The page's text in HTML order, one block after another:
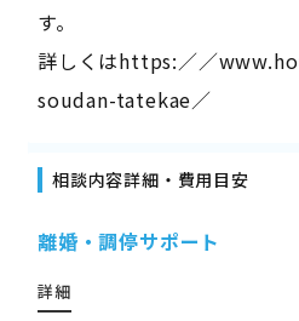
す。
詳しくはhttps:／／
soudan-tatekae／
相談内容詳細・費用目安
離婚・調停サポート
詳細